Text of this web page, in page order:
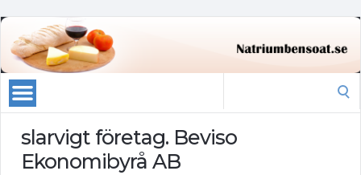
slarvigt företag. Beviso
Ekonomibyrå AB